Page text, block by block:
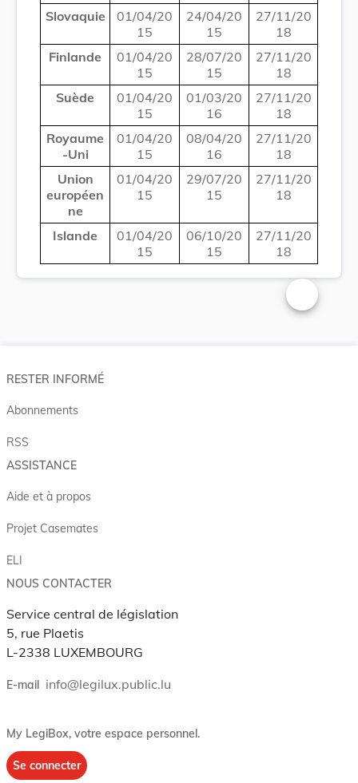
Slovaquie
01/04/20
15
24/04/20
15
27/11/20
18
Finlande
01/04/20
15
28/07/20
15
27/11/20
18
Suède
01/04/20
15
01/03/20
16
27/11/20
18
Royaume
-Uni
01/04/20
15
08/04/20
16
27/11/20
18
Union
européen
ne
01/04/20
15
29/07/20
15
27/11/20
18
Islande
01/04/20
15
06/10/20
15
27/11/20
18
Changer la
RESTER INFORMÉ
Abonnements
RSS
ASSISTANCE
Aide et à propos
Projet Casemates
ELI
NOUS CONTACTER
Service central de législation
5, rue Plaetis
L-2338 LUXEMBOURG
E-mail info@legilux.public.lu
My LegiBox, votre espace personnel.
Se connecter